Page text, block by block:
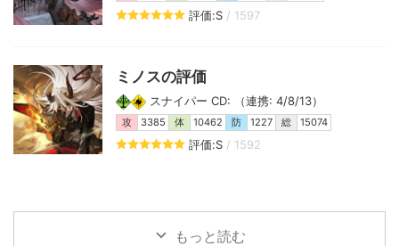
評価:S / 1597
ミノスの評価
スナイパー CD: （連携: 4/8/13）
攻 3385 体 10462 防 1227 総 15074
評価:S / 1592
もっと読む